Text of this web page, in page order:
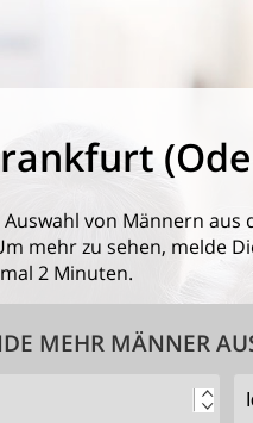
von Männern aus
mehr zu sehen, melde
2 Minuten.
MEHR MÄNNER